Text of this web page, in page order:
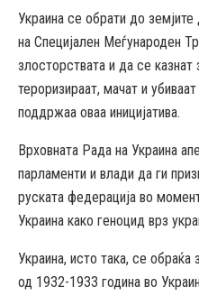
Украина се обрати до
на Специјален Меѓународен
злосторствата и да се казнат
тероризираат, мачат и
поддржаа оваа иницијатива.
Врховната Рада на Украина
парламенти и влади да ги
руската федерација во
Украина како геноцид врз
Украина, исто така, се
од 1932-1933 година во